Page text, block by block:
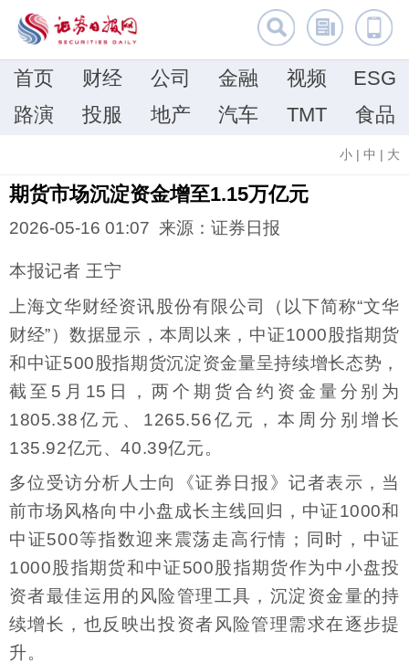
首页 财经 公司 金融 视频
ESG
路演
投服 地产 汽车 TMT 食品
小 | 中 | 大
期货市场沉淀资金增至1.15万亿元
2026-05-16 01:07 来源：证券日报
本报记者 王宁
上海文华财经资讯股份有限公司（以下简称“文华
财经”）数据显示，本周以来，中证1000股指期货
和中证500股指期货沉淀资金量呈持续增长态势，
截至5月15日，两个期货合约资金量分别为
1805.38亿元、1265.56亿元，本周分别增长
135.92亿元、40.39亿元。
多位受访分析人士向《证券日报》记者表示，当
前市场风格向中小盘成长主线回归，中证1000和
中证500等指数迎来震荡走高行情；同时，中证
1000股指期货和中证500股指期货作为中小盘投
资者最佳运用的风险管理工具，沉淀资金量的持
续增长，也反映出投资者风险管理需求在逐步提
升。